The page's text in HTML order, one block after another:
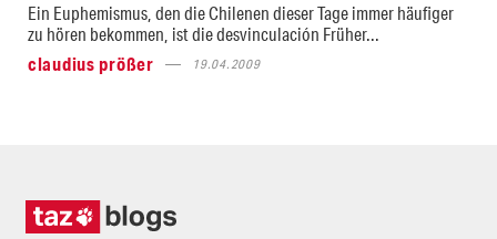
Ein Euphemismus, den die Chilenen dieser Tage immer häufiger
zu hören bekommen, ist die desvinculación Früher...
claudius prößer
19.04.2009